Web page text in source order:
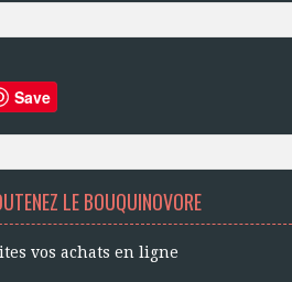
Save
LE BOUQUINOVORE
vos achats en ligne